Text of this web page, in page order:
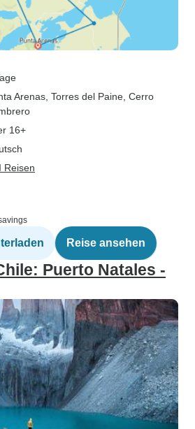
Arenas , Torres del Paine , Cerro
16+
Reisen
Reise ansehen
Puerto Natales -